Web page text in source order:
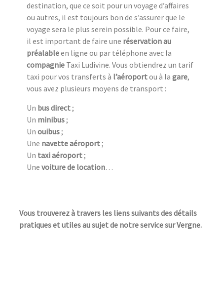
destination, que ce soit pour un voyage d’affaires
ou autres, il est toujours bon de s’assurer que le
voyage sera le plus serein possible. Pour ce faire,
il est important de faire une réservation au
préalableen ligne ou par téléphone avec la
compagnie Taxi Ludivine. Vous obtiendrez un tarif
taxi pour vos transferts à l’aéroportou à la gare,
vous avez plusieurs moyens de transport :
Un bus direct;
Un minibus;
Un ouibus;
Une navette aéroport;
Un taxi aéroport;
Une voiture de location…
Vous trouverez à travers les liens suivants des détails
pratiques et utiles au sujet de notre service sur Vergne.